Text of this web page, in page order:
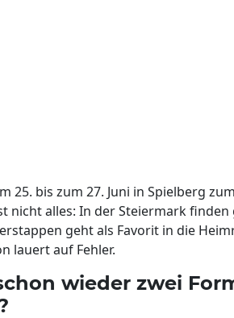
25. bis zum 27. Juni in Spielberg
nicht alles: In der Steiermark finden
geht als Favorit in die
lauert auf Fehler.
wieder zwei